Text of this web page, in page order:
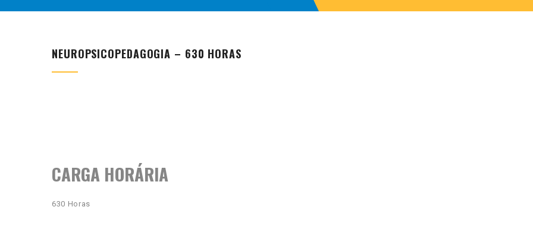
NEUROPSICOPEDAGOGIA – 630 HORAS
CARGA HORÁRIA
630 Horas